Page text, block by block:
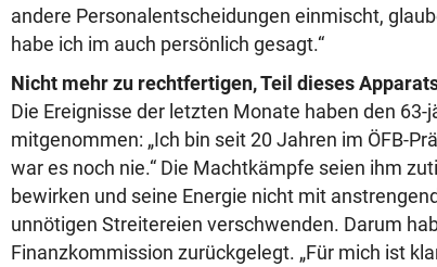
andere Personalentscheidungen einmischt,
habe ich im auch persönlich gesagt.“
Nicht mehr zu rechtfertigen, Teil dieses
Die Ereignisse der letzten Monate haben den 63-
mitgenommen: „Ich bin seit 20 Jahren im ÖFB-
war es noch nie.“ Die Machtkämpfe seien ihm
bewirken und seine Energie nicht mit
unnötigen Streitereien verschwenden. Darum
Finanzkommission zurückgelegt. „Für mich ist